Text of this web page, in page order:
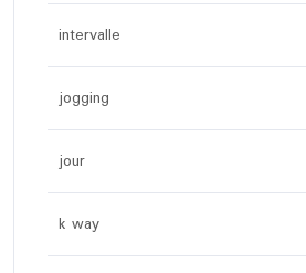
intervalle
jogging
jour
k way